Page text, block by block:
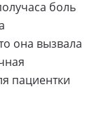
боль
она вызвала
пациентки